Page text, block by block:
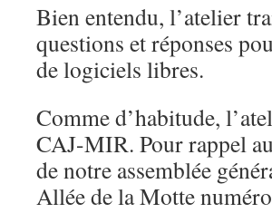
Bien entendu, l’atelier
questions et réponses
de logiciels libres.
Comme d’habitude,
CAJ-MIR. Pour rappel
de notre assemblée
Allée de la Motte